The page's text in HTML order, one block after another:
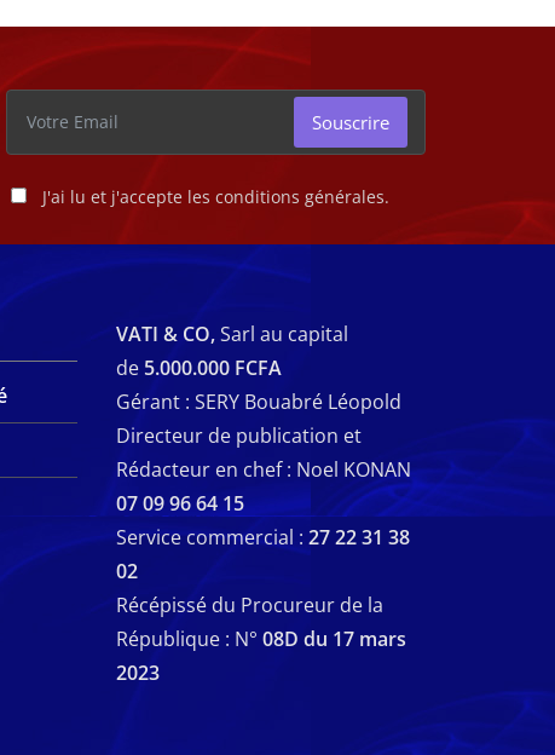
J'ai lu et j'accepte les conditions générales.
Souscrire
VATI & CO,Sarl au capital
de 5.000.000 FCFA
Gérant : SERY Bouabré Léopold
Directeur de publication et
Rédacteur en chef : Noel KONAN
07 09 96 64 15
Service commercial : 27 22 31 38
02
Récépissé du Procureur de la
République : N° 08D du 17 mars
2023